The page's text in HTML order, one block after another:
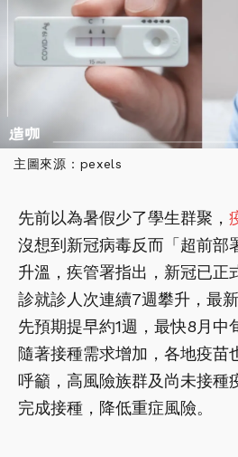
主圖來源：pexels
先前以為暑假少了學生群聚，
沒想到新冠病毒反而「超前部
升溫，疾管署指出，新冠已正
診就診人次連續7週攀升，最
先預期提早約1週，最快8月中
隨著接種需求增加，各地疫苗
呼籲，高風險族群及尚未接種
完成接種，降低重症風險。